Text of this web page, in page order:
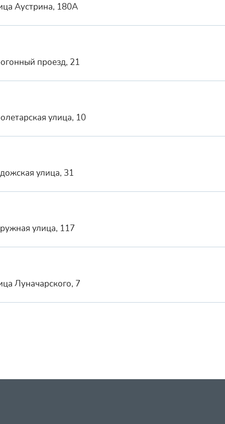
Аустрина, 180А
проезд, 21
улица, 10
улица, 31
улица, 117
Луначарского, 7